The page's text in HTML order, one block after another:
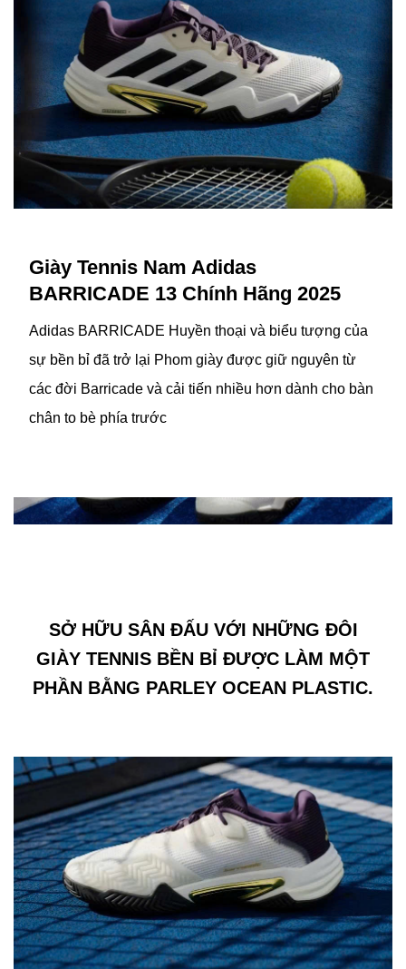
Giày Tennis Nam Adidas
BARRICADE 13 Chính Hãng 2025
Adidas BARRICADE Huyền thoại và biểu tượng của
sự bền bỉ đã trở lại Phom giày được giữ nguyên từ
các đời Barricade và cải tiến nhiều hơn dành cho bàn
chân to bè phía trước
SỞ HỮU SÂN ĐẤU VỚI NHỮNG ĐÔI
GIÀY TENNIS BỀN BỈ ĐƯỢC LÀM MỘT
PHẦN BẰNG PARLEY OCEAN PLASTIC.